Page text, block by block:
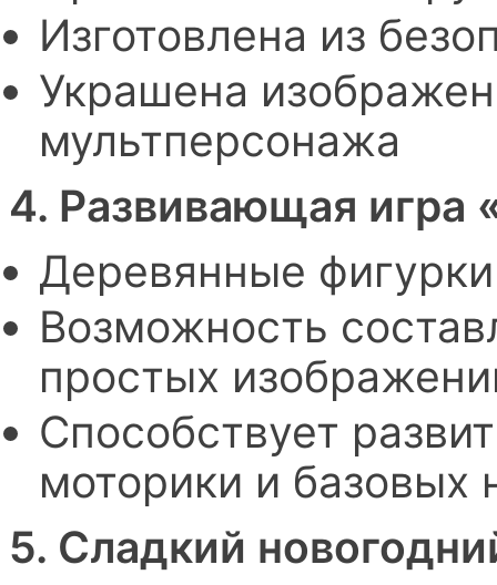
Изготовлена из
Украшена
мультперсонажа
4. Развивающая игра
Деревянные
Возможность
простых
Способствует
моторики и базовых
5. Сладкий